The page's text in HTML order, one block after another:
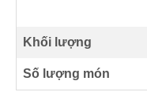
Khối lượng
Số lượng món